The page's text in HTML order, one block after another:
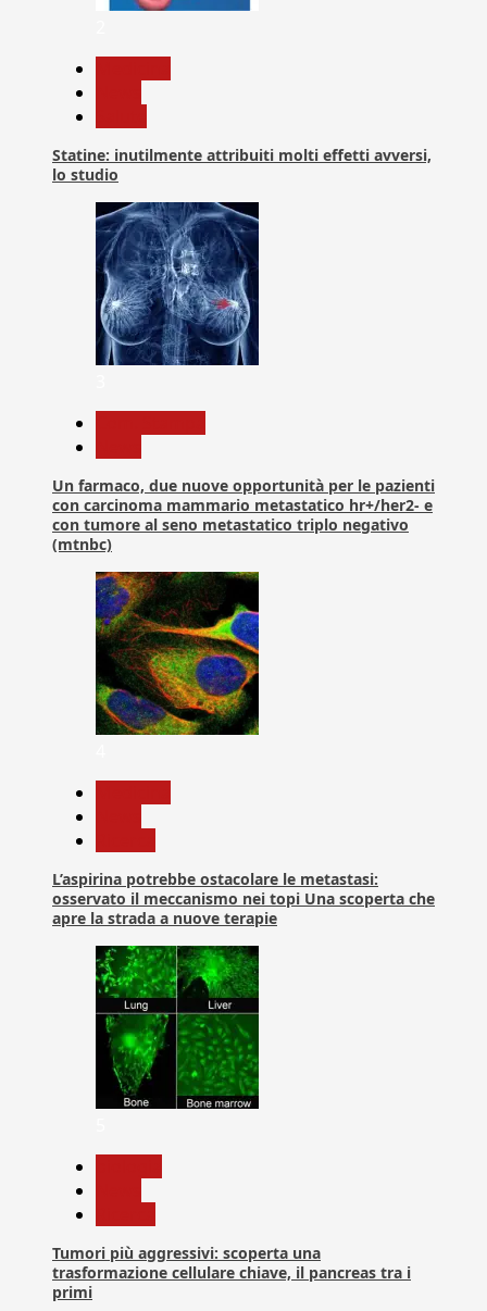
Statine: inutilmente attribuiti molti effetti avversi,
lo studio
Un farmaco, due nuove opportunità per le pazienti
con carcinoma mammario metastatico hr+/her2- e
con tumore al seno metastatico triplo negativo
(mtnbc)
L’aspirina potrebbe ostacolare le metastasi:
osservato il meccanismo nei topi Una scoperta che
apre la strada a nuove terapie
Tumori più aggressivi: scoperta una
trasformazione cellulare chiave, il pancreas tra i
primi